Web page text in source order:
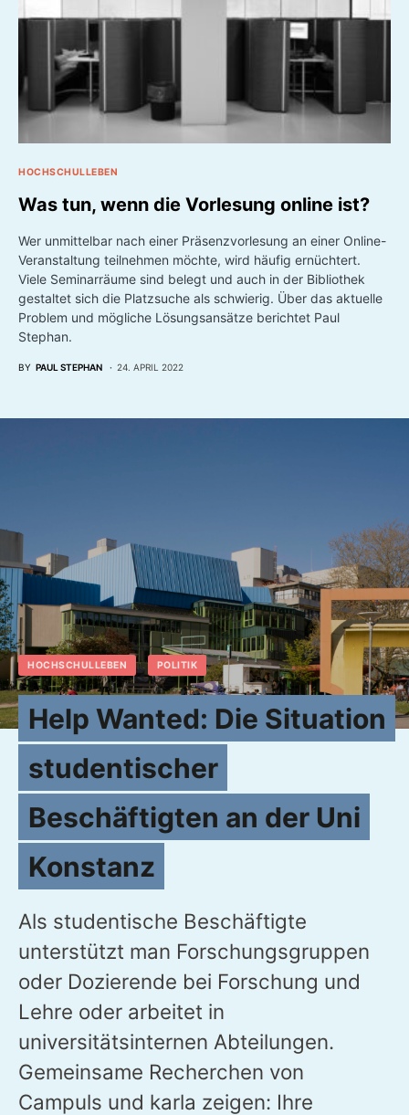
HOCHSCHULLEBEN
Was tun, wenn die Vorlesung online ist?
Wer unmittelbar nach einer Präsenzvorlesung an einer Online-
Veranstaltung teilnehmen möchte, wird häufig ernüchtert.
Viele Seminarräume sind belegt und auch in der Bibliothek
gestaltet sich die Platzsuche als schwierig. Über das aktuelle
Problem und mögliche Lösungsansätze berichtet Paul
Stephan.
BY PAUL STEPHAN 24. APRIL 2022
HOCHSCHULLEBEN POLITIK
Help Wanted: Die Situation
studentischer
Beschäftigten an der Uni
Konstanz
Als studentische Beschäftigte
unterstützt man Forschungsgruppen
oder Dozierende bei Forschung und
Lehre oder arbeitet in
universitätsinternen Abteilungen.
Gemeinsame Recherchen von
Campuls und karla zeigen: Ihre